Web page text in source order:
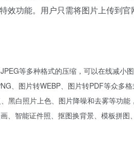
效功能。用户只需将图片上传到
等多种格式的压缩，可以在线减小
、图片转WEBP、图片转PDF等众多
黑白照片上色、图片降噪和去雾等功
、智能证件照、抠图换背景、模板拼